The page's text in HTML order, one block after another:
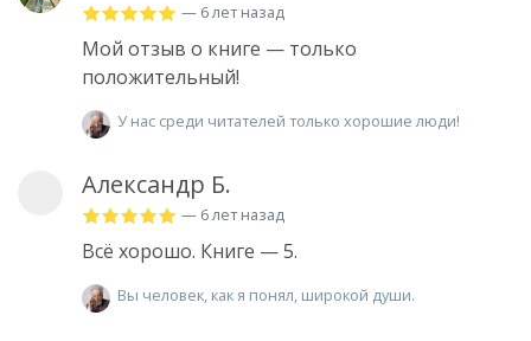
— 6 лет назад
Мой отзыв о книге — только
положительный!
У нас среди читателей только хорошие люди!
Александр Б.
— 6 лет назад
Всё хорошо. Книге — 5.
Вы человек, как я понял, широкой души.